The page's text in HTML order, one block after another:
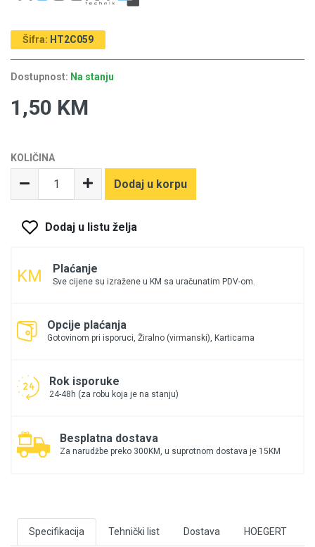
Šifra: HT2C059
Dostupnost: Na stanju
1,50 KM
KOLIČINA
Dodaj u korpu
Dodaj u listu želja
Plaćanje
Sve cijene su izražene u KM sa uračunatim PDV-om.
Opcije plaćanja
Gotovinom pri isporuci, Žiralno (virmanski), Karticama
Rok isporuke
24-48h (za robu koja je na stanju)
Besplatna dostava
Za narudžbe preko 300KM, u suprotnom dostava je 15KM
Specifikacija Tehnički list Dostava HOEGERT